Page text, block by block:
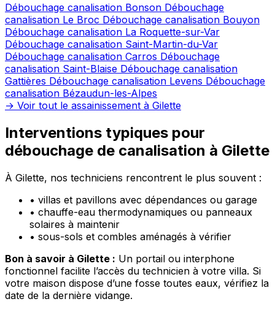
Débouchage canalisation Bonson Débouchage
canalisation Le Broc Débouchage canalisation Bouyon
Débouchage canalisation La Roquette-sur-Var
Débouchage canalisation Saint-Martin-du-Var
Débouchage canalisation Carros Débouchage
canalisation Saint-Blaise Débouchage canalisation
Gattières Débouchage canalisation Levens Débouchage
canalisation Bézaudun-les-Alpes
→ Voir tout le assainissement à Gilette
Interventions typiques pour
débouchage de canalisation à Gilette
À Gilette, nos techniciens rencontrent le plus souvent :
• villas et pavillons avec dépendances ou garage
• chauffe-eau thermodynamiques ou panneaux
solaires à maintenir
• sous-sols et combles aménagés à vérifier
Bon à savoir à Gilette : Un portail ou interphone
fonctionnel facilite l’accès du technicien à votre villa. Si
votre maison dispose d’une fosse toutes eaux, vérifiez la
date de la dernière vidange.